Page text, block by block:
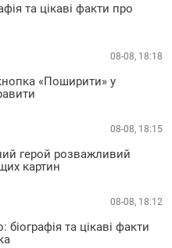
та цікаві факти про
08-08, 18:18
«Поширити» у
08-08, 18:15
герой розважливий
картин
08-08, 18:12
та цікаві факти